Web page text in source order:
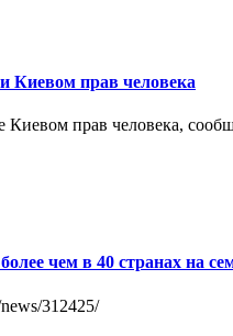
Киевом прав человека
прав человека,
чем в 40 странах на
312425/